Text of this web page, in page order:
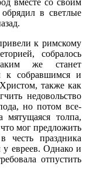
вместе со своим
в светлые
к римскому
собралось
же станет
к собравшимся и
также как
недовольство
но потом все-
мятущаяся толпа,
мог предложить
честь праздника
у евреев. Однако и
отпустить